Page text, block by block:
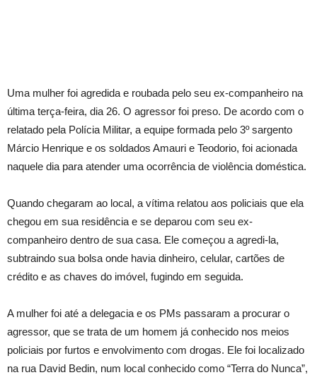
Uma mulher foi agredida e roubada pelo seu ex-companheiro na
última terça-feira, dia 26. O agressor foi preso. De acordo com o
relatado pela Polícia Militar, a equipe formada pelo 3º sargento
Márcio Henrique e os soldados Amauri e Teodorio, foi acionada
naquele dia para atender uma ocorrência de violência doméstica.
Quando chegaram ao local, a vítima relatou aos policiais que ela
chegou em sua residência e se deparou com seu ex-
companheiro dentro de sua casa. Ele começou a agredi-la,
subtraindo sua bolsa onde havia dinheiro, celular, cartões de
crédito e as chaves do imóvel, fugindo em seguida.
A mulher foi até a delegacia e os PMs passaram a procurar o
agressor, que se trata de um homem já conhecido nos meios
policiais por furtos e envolvimento com drogas. Ele foi localizado
na rua David Bedin, num local conhecido como “Terra do Nunca”,